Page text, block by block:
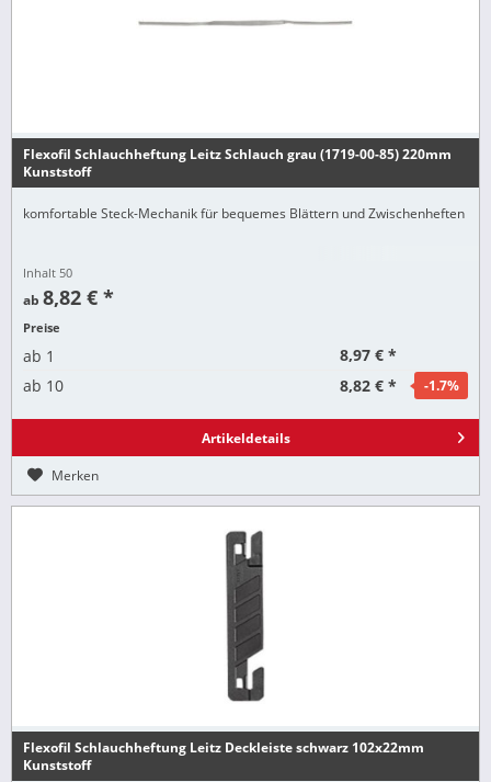
Flexofil Schlauchheftung Leitz Schlauch grau (1719-00-85) 220mm
Kunststoff
komfortable Steck-Mechanik für bequemes Blättern und Zwischenheften
Inhalt50
ab8,82 € *
Preise
ab 1
8,97 € *
ab 10 8,82 € * -1.7%
Artikeldetails
Merken
Flexofil Schlauchheftung Leitz Deckleiste schwarz 102x22mm
Kunststoff